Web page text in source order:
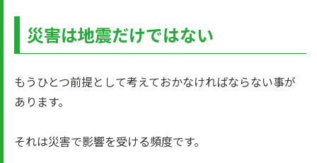
災害は地震だけではない
もうひとつ前提として考えておかなければならない事が
あります。
それは災害で影響を受ける頻度です。